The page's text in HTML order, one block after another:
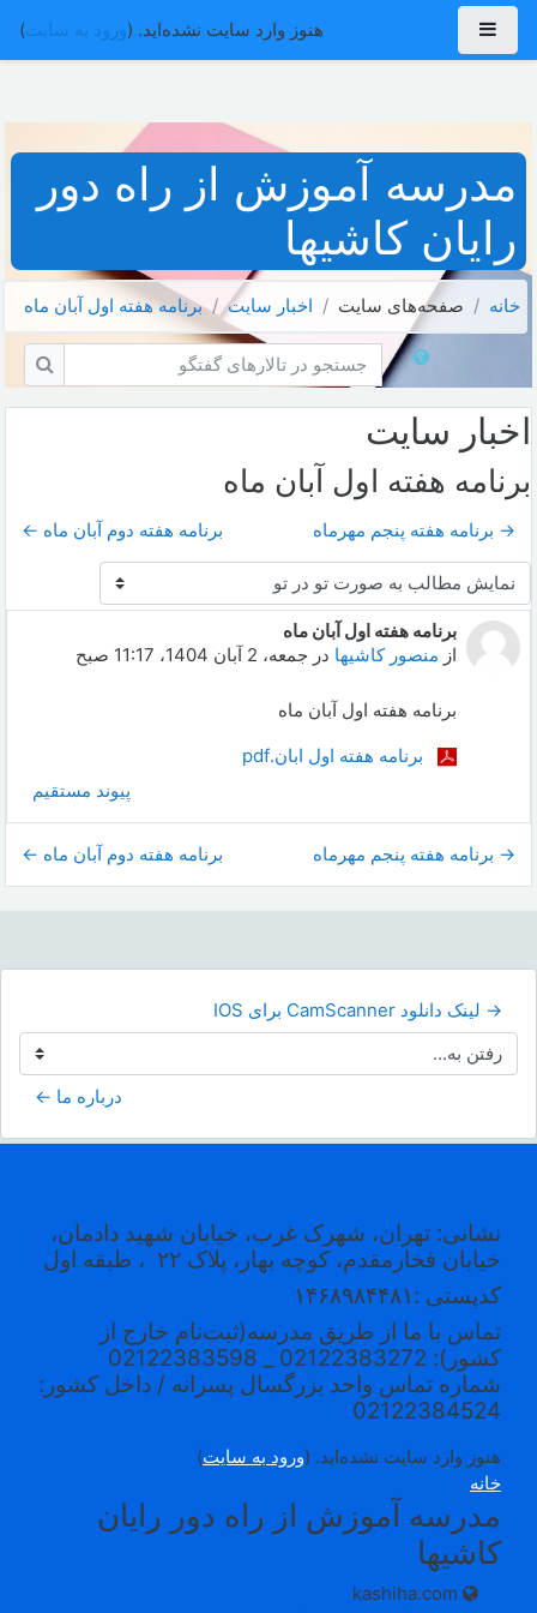
پرش به محتوای اصلی
هنوز وارد سایت نشده‌اید. (ورود به سایت)
مدرسه آموزش از راه دور
رایان کاشیها
خانه صفحه‌های سایت اخبار سايت برنامه هفته اول آبان ماه
جستجو در تالارهای گفتگو
اخبار سايت
برنامه هفته اول آبان ماه
→ برنامه هفته پنجم مهرماه برنامه هفته دوم آبان ماه ←
نحوهٔ نمایش
برنامه هفته اول آبان ماه
از منصور کاشیها در جمعه، 2 آبان 1404، 11:17 صبح
Number of replies: 0
برنامه هفته اول آبان ماه
برنامه هفته اول ابان.pdf
پیوند مستقیم
→ برنامه هفته پنجم مهرماه برنامه هفته دوم آبان ماه ←
→ لینک دانلود CamScanner برای IOS
رفتن به...
درباره ما ←
نشانی: تهران، شهرک غرب، خیابان شهید دادمان،
خیابان فخارمقدم، کوچه بهار، پلاک ۲۲
، طبقه اول
کدپستی :۱۴۶۸۹۸۴۴۸۱
تماس با ما از طریق مدرسه(ثبت‌نام خارج از
کشور): 02122383272 _ 02122383598
شماره تماس واحد بزرگسال پسرانه / داخل کشور:
02122384524
هنوز وارد سایت نشده‌اید. (ورود به سایت)
خانه
مدرسه آموزش از راه دور رایان
کاشیها